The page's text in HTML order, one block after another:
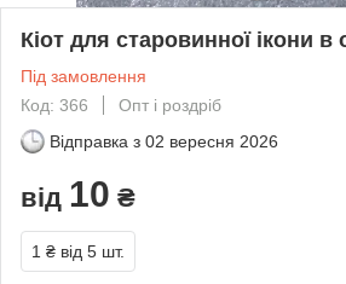
Кіот для старовинної ікони в
Під замовлення
Код: 366
Опт і роздріб
Відправка з 02 вересня 2026
від 10 ₴
1 ₴ від 5 шт.